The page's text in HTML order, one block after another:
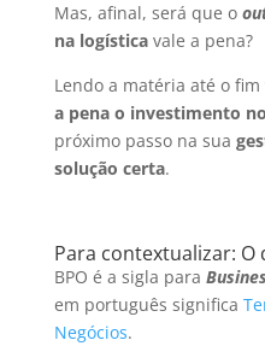
Mas, afinal, será que o
na logísticavale a pena?
Lendo a matéria até o
a pena o investimento
próximo passo na sua
solução certa.
Para contextualizar: O
BPO é a sigla para
em português significa
Negócios.